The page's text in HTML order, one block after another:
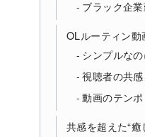
ブラック企
OLルーティン動
シンプルな
視聴者の共
動画のテン
共感を超えた“癒